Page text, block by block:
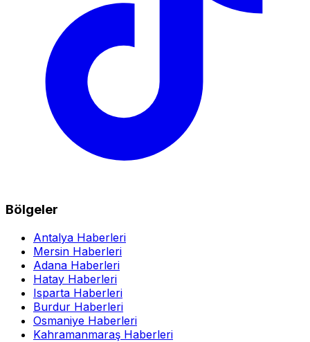
Bölgeler
Antalya Haberleri
Mersin Haberleri
Adana Haberleri
Hatay Haberleri
Isparta Haberleri
Burdur Haberleri
Osmaniye Haberleri
Kahramanmaraş Haberleri